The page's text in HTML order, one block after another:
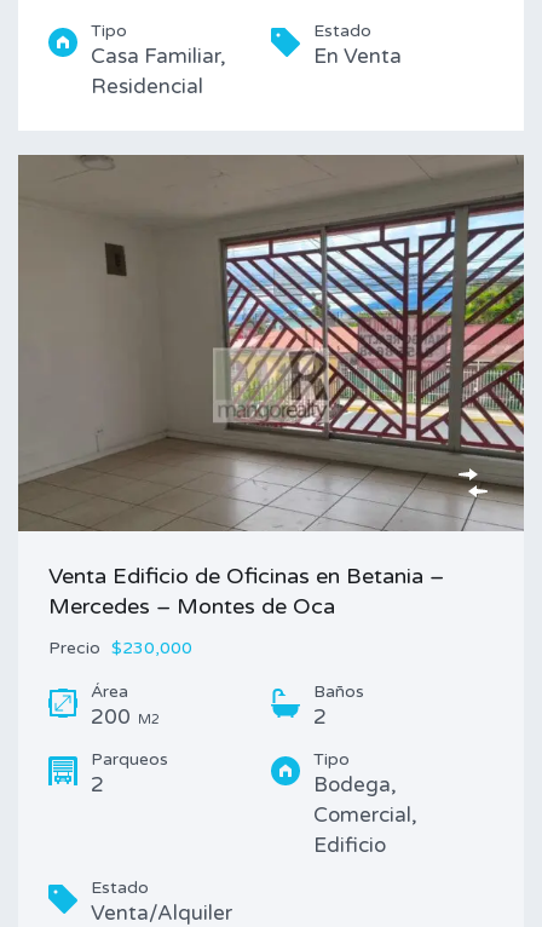
Tipo
Casa Familiar,
Residencial
Estado
En Venta
Venta Edificio de Oficinas en Betania –
Mercedes – Montes de Oca
Precio $230,000
Área
200 M2
Baños
2
Parqueos
2
Tipo
Bodega,
Comercial,
Edificio
Estado
Venta/Alquiler